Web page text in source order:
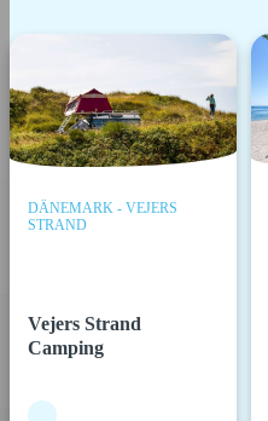
DÄNEMARK - VEJERS
STRAND
Vejers Strand
Camping